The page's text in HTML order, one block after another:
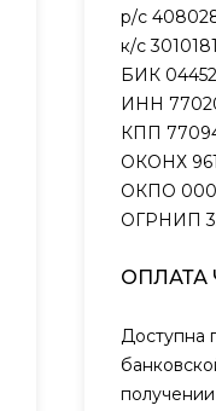
р/с
к/с
БИК
ИНН
КПП
ОКОНХ
ОКПО
ОГРНИП
ОПЛАТА
Доступна